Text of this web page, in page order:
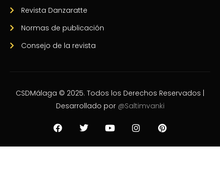
Revista Danzaratte
Normas de publicación
Consejo de la revista
CSDMálaga © 2025. Todos los Derechos Reservados |
Desarrollado por @Saltimvanki